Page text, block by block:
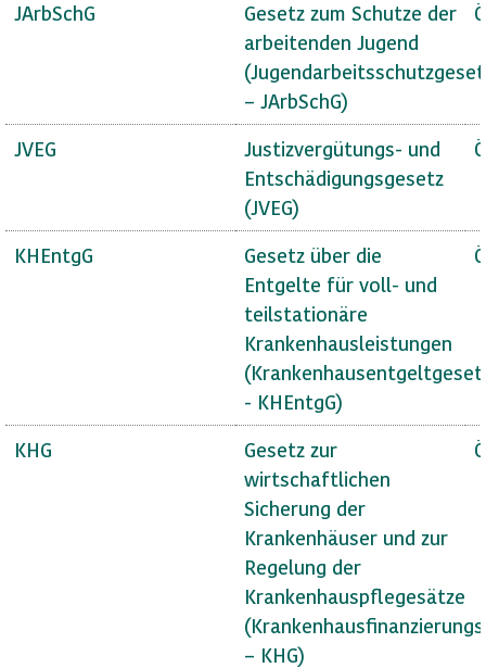
JArbSchG
Gesetz zum Schutze der
arbeitenden Jugend
– JArbSchG)
JVEG
Justizvergütungs- und
Entschädigungsgesetz
(JVEG)
KHEntgG
Gesetz über die
Entgelte für voll- und
teilstationäre
Krankenhausleistungen
- KHEntgG)
KHG
Gesetz zur
wirtschaftlichen
Sicherung der
Krankenhäuser und zur
Regelung der
Krankenhauspflegesätze
– KHG)